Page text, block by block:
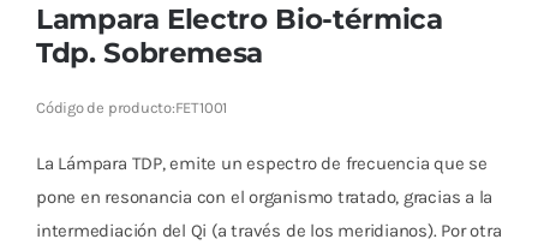
Lampara Electro Bio-térmica
Tdp. Sobremesa
Código de producto:FET1001
La Lámpara TDP, emite un espectro de frecuencia que se
pone en resonancia con el organismo tratado, gracias a la
intermediación del Qi (a través de los meridianos). Por otra